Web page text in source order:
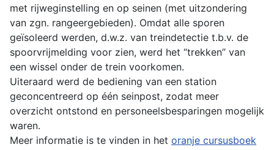
met rijweginstelling en op seinen (met uitzondering
van zgn. rangeergebieden). Omdat alle sporen
geïsoleerd werden, d.w.z. van treindetectie t.b.v. de
spoorvrijmelding voor zien, werd het “trekken” van
een wissel onder de trein voorkomen.
Uiteraard werd de bediening van een station
geconcentreerd op één seinpost, zodat meer
overzicht ontstond en personeelsbesparingen mogelijk
waren.
Meer informatie is te vinden in het oranje cursusboek